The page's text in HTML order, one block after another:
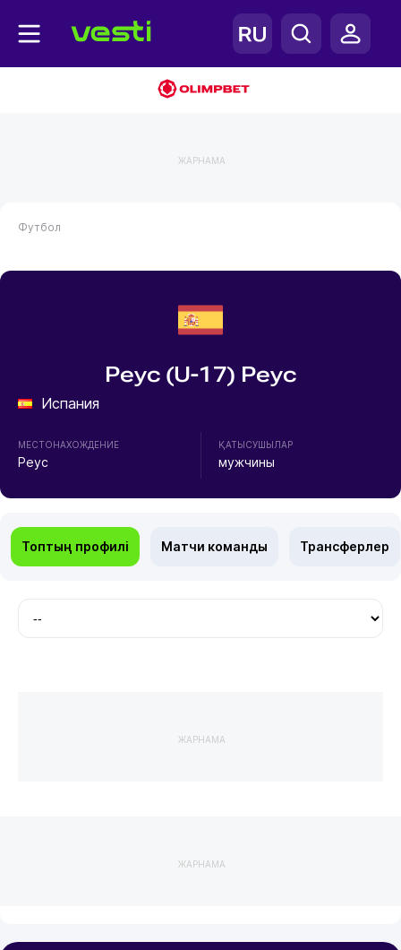
ЖАРНАМА
Футбол
Реус (U-17) Реус
Испания
МЕСТОНАХОЖДЕНИЕ
Реус
ҚАТЫСУШЫЛАР
мужчины
Топтың профилі Матчи команды Трансферлер
ЖАРНАМА
ЖАРНАМА